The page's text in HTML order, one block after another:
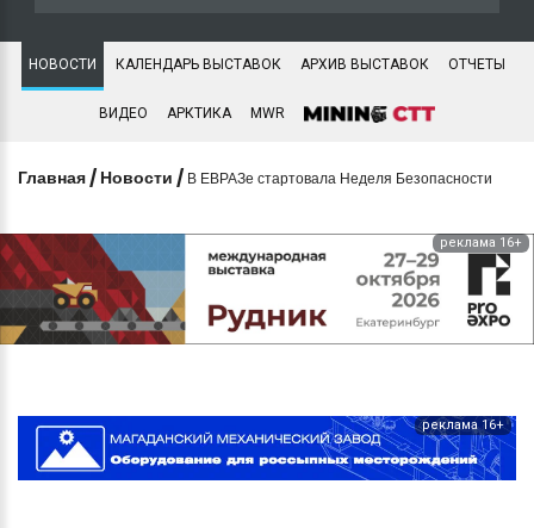
НОВОСТИ КАЛЕНДАРЬ ВЫСТАВОК АРХИВ ВЫСТАВОК ОТЧЕТЫ
ВИДЕО АРКТИКА MWR
Главная / Новости / В ЕВРАЗе стартовала Неделя Безопасности
реклама 16+
реклама 16+